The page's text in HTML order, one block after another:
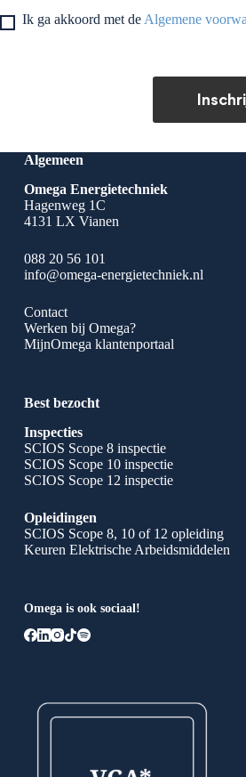
Ik ga akkoord met de Algemene
Algemeen
Omega Energietechniek
Hagenweg 1C
4131 LX Vianen
088 20 56 101
info@omega-energietechniek.nl
Contact
Werken bij Omega?
MijnOmega klantenportaal
Best bezocht
Inspecties
SCIOS Scope 8 inspectie
SCIOS Scope 10 inspectie
SCIOS Scope 12 inspectie
Opleidingen
SCIOS Scope 8, 10 of 12 opleiding
Keuren Elektrische Arbeidsmiddelen
Omega is ook sociaal!